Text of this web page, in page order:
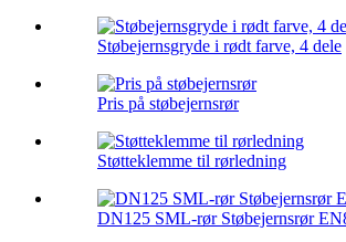
Støbejernsgryde i rødt farve, 4 dele
Pris på støbejernsrør
Støtteklemme til rørledning
DN125 SML-rør Støbejernsrør